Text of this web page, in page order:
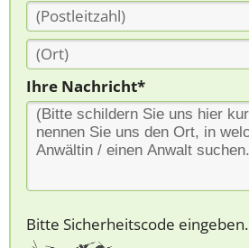
Ihre Nachricht*
Bitte Sicherheitscode eingeben.